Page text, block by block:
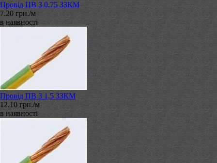
Провід ПВ 3 0,75 ЗЗКМ
7.20 грн./м
в наявності
Провід ПВ 3 1,5 ЗЗКМ
12.10 грн./м
в наявності